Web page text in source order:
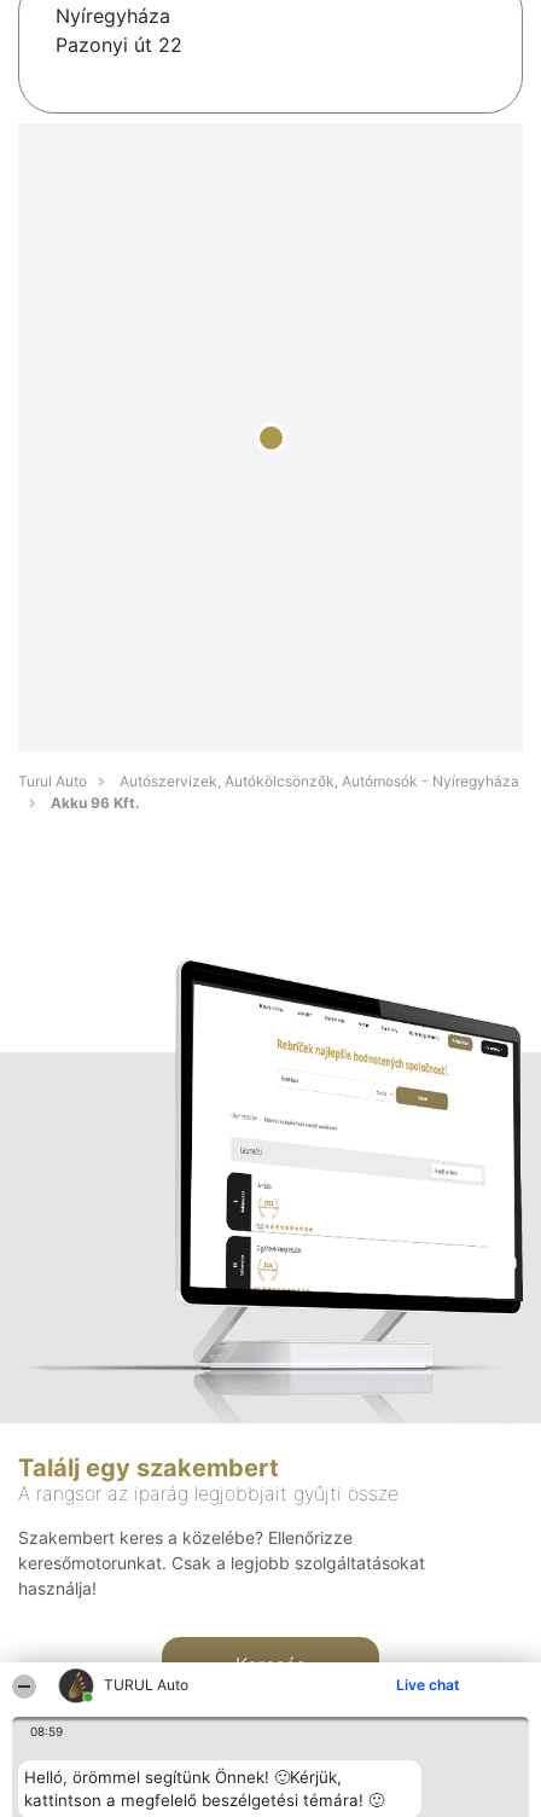
TURUL Auto Live chat
08:59
Helló, örömmel segítünk Önnek! 🙂Kérjük,
kattintson a megfelelő beszélgetési témára! 🙂
Nyíregyháza
Pazonyi út 22
Turul Auto
Autószervizek, Autókölcsönzők, Autómosók - Nyíregyháza
Akku 96 Kft.
Találj egy szakembert
A rangsor az iparág legjobbjait gyűjti össze
Szakembert keres a közelébe? Ellenőrizze
keresőmotorunkat. Csak a legjobb szolgáltatásokat
használja!
Keresés